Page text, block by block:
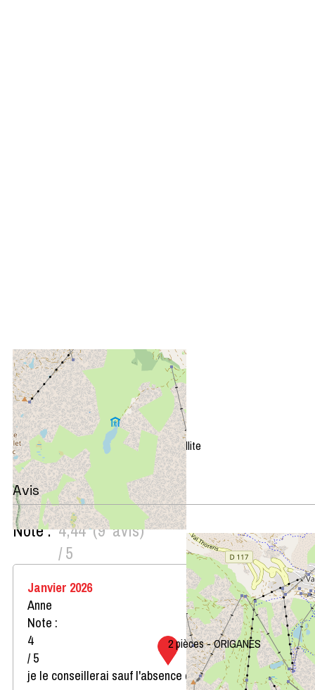
2 pièces - ORIGANES
+−
OpenStreetMap
Streets
Satellite
Leaflet|©OpenStreetMap
Avis
Note : 4,44
/ 5
(9 avis)
Janvier 2026
Anne
Note :
4
/ 5
je le conseillerai sauf l'absence de four micro-ondes